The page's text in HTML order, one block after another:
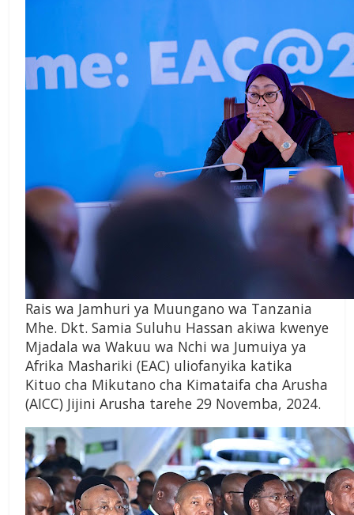
Rais wa Jamhuri ya Muungano wa Tanzania
Mhe. Dkt. Samia Suluhu Hassan akiwa kwenye
Mjadala wa Wakuu wa Nchi wa Jumuiya ya
Afrika Mashariki (EAC) uliofanyika katika
Kituo cha Mikutano cha Kimataifa cha Arusha
(AICC) Jijini Arusha tarehe 29 Novemba, 2024.